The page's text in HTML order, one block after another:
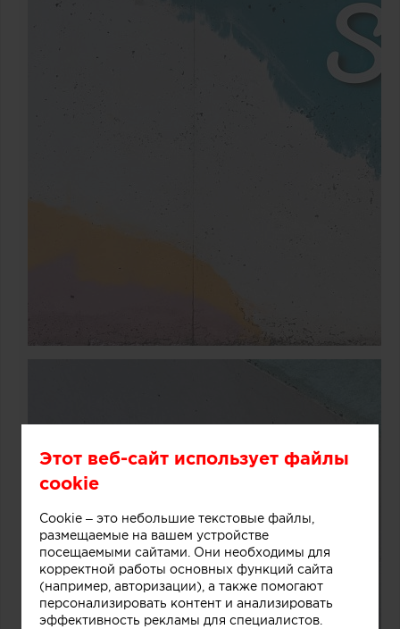
Этот веб-сайт использует файлы
cookie
Cookie – это небольшие текстовые файлы,
размещаемые на вашем устройстве
посещаемыми сайтами. Они необходимы для
корректной работы основных функций сайта
(например, авторизации), а также помогают
персонализировать контент и анализировать
эффективность рекламы для специалистов.